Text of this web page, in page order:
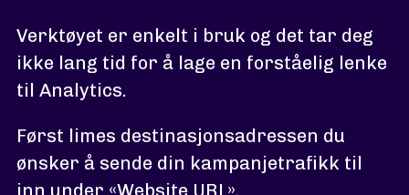
Verktøyet er enkelt i bruk og det tar deg
ikke lang tid for å lage en forståelig lenke
til Analytics.
Først limes destinasjonsadressen du
ønsker å sende din kampanjetrafikk til
inn under «Website URL».